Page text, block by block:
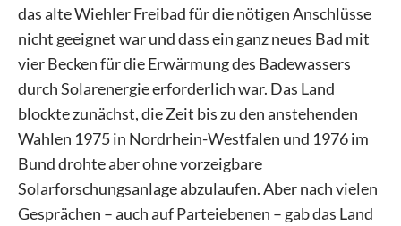
das alte Wiehler Freibad für die nötigen Anschlüsse
nicht geeignet war und dass ein ganz neues Bad mit
vier Becken für die Erwärmung des Badewassers
durch Solarenergie erforderlich war. Das Land
blockte zunächst, die Zeit bis zu den anstehenden
Wahlen 1975 in Nordrhein-Westfalen und 1976 im
Bund drohte aber ohne vorzeigbare
Solarforschungsanlage abzulaufen. Aber nach vielen
Gesprächen – auch auf Parteiebenen – gab das Land